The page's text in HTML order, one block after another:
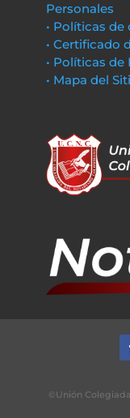
Personales
• Políticas
• Certificado
• Políticas
• Mapa del
©Unión